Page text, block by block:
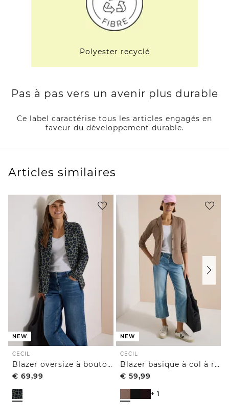
Polyester recyclé
Pas à pas vers un avenir plus durable
Ce label caractérise tous les articles engagés en
faveur du développement durable.
Articles similaires
NEW
CECIL
Blazer oversize à boutons
€ 69,99
NEW
CECIL
Blazer basique à col à revers et boutons
€ 59,99
+ 1